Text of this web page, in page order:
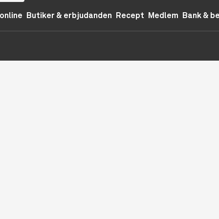
Butiker & erbjudanden Recept Medlem Bank &